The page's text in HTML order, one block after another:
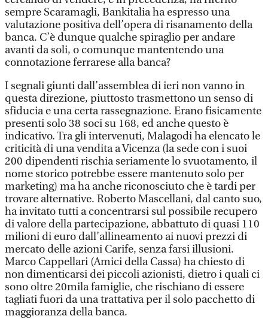
sempre Scaramagli, Bankitalia ha espresso una
valutazione positiva dell’opera di risanamento della
banca. C’è dunque qualche spiraglio per andare
avanti da soli, o comunque mantentendo una
connotazione ferrarese alla banca?
I segnali giunti dall’assemblea di ieri non vanno in
questa direzione, piuttosto trasmettono un senso di
sfiducia e una certa rassegnazione. Erano fisicamente
presenti solo 38 soci su 168, ed anche questo è
indicativo. Tra gli intervenuti, Malagodi ha elencato le
criticità di una vendita a Vicenza (la sede con i suoi
200 dipendenti rischia seriamente lo svuotamento, il
nome storico potrebbe essere mantenuto solo per
marketing) ma ha anche riconosciuto che è tardi per
trovare alternative. Roberto Mascellani, dal canto suo,
ha invitato tutti a concentrarsi sul possibile recupero
di valore della partecipazione, abbattuto di quasi 110
milioni di euro dall’allineamento ai nuovi prezzi di
mercato delle azioni Carife, senza farsi illusioni.
Marco Cappellari (Amici della Cassa) ha chiesto di
non dimenticarsi dei piccoli azionisti, dietro i quali ci
sono oltre 20mila famiglie, che rischiano di essere
tagliati fuori da una trattativa per il solo pacchetto di
maggioranza della banca.